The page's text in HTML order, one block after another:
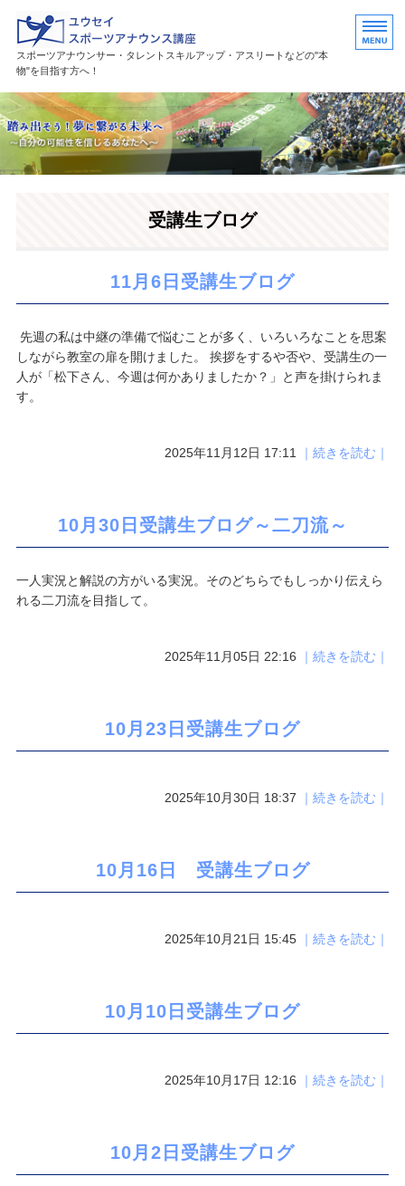
ユウセイスポーツアナウンスス
スポーツアナウンサー・タレントスキルアップ・アスリートなどの"本
物"を目指す方へ！
HOME
講座紹介
活躍中の卒業生・受講生受講生ブログ
11月6日受講生ブログ
先週の私は中継の準備で悩むことが多く、いろいろなことを思案
しながら教室の扉を開けました。 挨拶をするや否や、受講生の一
人が「松下さん、今週は何かありましたか？」と声を掛けられま
す。
2025年11月12日 17:11 ｜続きを読む｜
10月30日受講生ブログ～二刀流～
一人実況と解説の方がいる実況。そのどちらでもしっかり伝えら
れる二刀流を目指して。
2025年11月05日 22:16 ｜続きを読む｜
10月23日受講生ブログ
2025年10月30日 18:37 ｜続きを読む｜
10月16日 受講生ブログ
2025年10月21日 15:45 ｜続きを読む｜
10月10日受講生ブログ
2025年10月17日 12:16 ｜続きを読む｜
10月2日受講生ブログ